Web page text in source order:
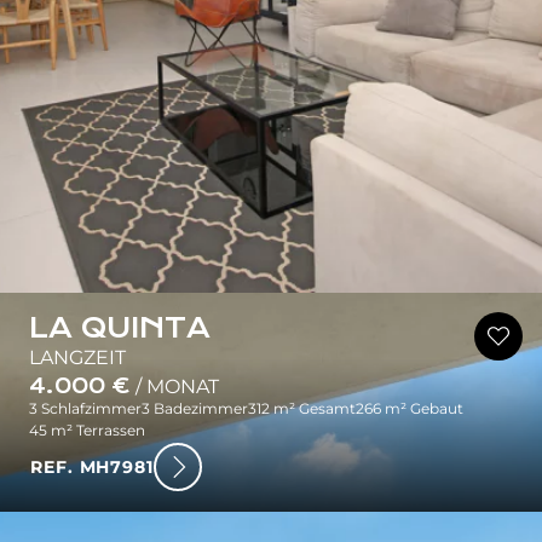
LA QUINTA
LANGZEIT
4.000 € / MONAT
3 Schlafzimmer3 Badezimmer312 m² Gesamt266 m² Gebaut
45 m² Terrassen
REF. MH7981